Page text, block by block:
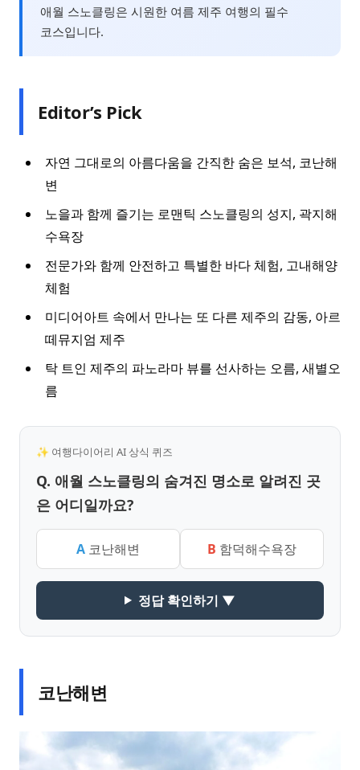
애월 스노클링은 시원한 여름 제주 여행의 필수
코스입니다.
Editor’s Pick
자연 그대로의 아름다움을 간직한 숨은 보석, 코난해
변
노을과 함께 즐기는 로맨틱 스노클링의 성지, 곽지해
수욕장
전문가와 함께 안전하고 특별한 바다 체험, 고내해양
체험
미디어아트 속에서 만나는 또 다른 제주의 감동, 아르
떼뮤지엄 제주
탁 트인 제주의 파노라마 뷰를 선사하는 오름, 새별오
름
✨ 여행다이어리 AI 상식 퀴즈
Q. 애월 스노클링의 숨겨진 명소로 알려진 곳
은 어디일까요?
A 코난해변 B 함덕해수욕장
정답 확인하기 ▼
코난해변